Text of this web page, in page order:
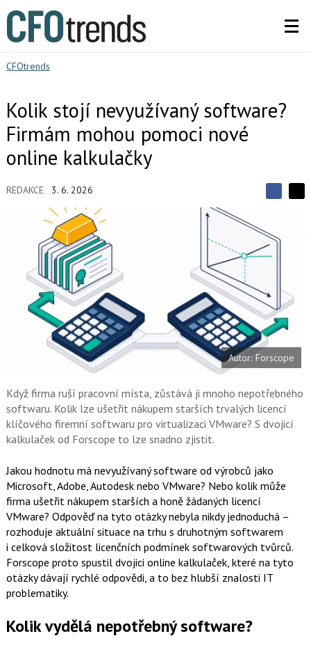
CFOtrends
Kolik stojí nevyužívaný software?
Firmám mohou pomoci nové
online kalkulačky
REDAKCE 3. 6. 2026
S
í
l
S
e
a
c
e
b
o
o
u
X
Autor: Forscope
Když firma ruší pracovní místa, zůstává ji mnoho nepotřebného
softwaru. Kolik lze ušetřit nákupem starších trvalých licencí
klíčového firemní softwaru pro virtualizaci VMware? S dvojicí
kalkulaček od Forscope to lze snadno zjistit.
Jakou hodnotu má nevyužívaný software od výrobců jako
Microsoft, Adobe, Autodesk nebo VMware? Nebo kolik může
firma ušetřit nákupem starších a honě žádaných licencí
VMware? Odpověď na tyto otázky nebyla nikdy jednoduchá –
rozhoduje aktuální situace na trhu s druhotným softwarem
i celková složitost licenčních podmínek softwarových tvůrců.
Forscope proto spustil dvojici online kalkulaček, které na tyto
otázky dávají rychlé odpovědi, a to bez hlubší znalosti IT
problematiky.
Kolik vydělá nepotřebný software?